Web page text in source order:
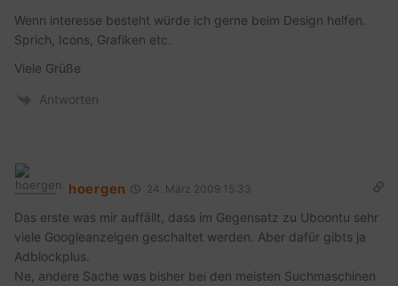
Wenn interesse besteht würde ich gerne beim Design helfen.
Sprich, Icons, Grafiken etc.
Viele Grüße
Antworten
hoergen 24. März 2009 15:33
Das erste was mir auffällt, dass im Gegensatz zu Uboontu sehr
viele Googleanzeigen geschaltet werden. Aber dafür gibts ja
Adblockplus.
Ne, andere Sache was bisher bei den meisten Suchmaschinen